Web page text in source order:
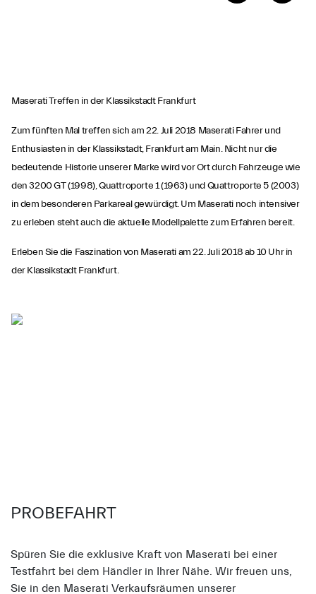
Maserati Treffen in der Klassikstadt Frankfurt
Zum fünften Mal treffen sich am 22. Juli 2018 Maserati Fahrer und
Enthusiasten in der Klassikstadt, Frankfurt am Main. Nicht nur die
bedeutende Historie unserer Marke wird vor Ort durch Fahrzeuge wie
den 3200 GT (1998), Quattroporte 1 (1963) und Quattroporte 5 (2003)
in dem besonderen Parkareal gewürdigt. Um Maserati noch intensiver
zu erleben steht auch die aktuelle Modellpalette zum Erfahren bereit.
Erleben Sie die Faszination von Maserati am 22. Juli 2018 ab 10 Uhr in
der Klassikstadt Frankfurt.
PROBEFAHRT
Spüren Sie die exklusive Kraft von Maserati bei einer
Testfahrt bei dem Händler in Ihrer Nähe. Wir freuen uns,
Sie in den Maserati Verkaufsräumen unserer